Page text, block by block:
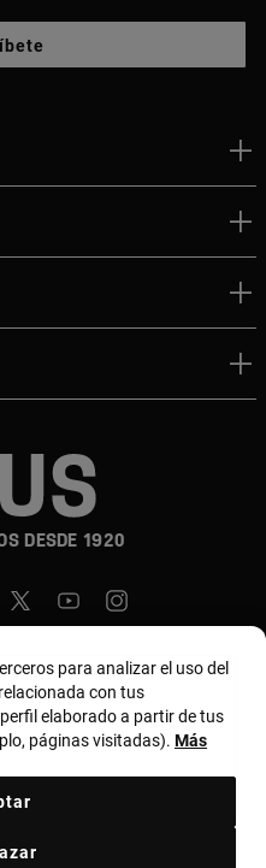
DESDE 1920
States Of America / US
para analizar el uso del
con tus
elaborado a partir de tus
páginas visitadas). Más